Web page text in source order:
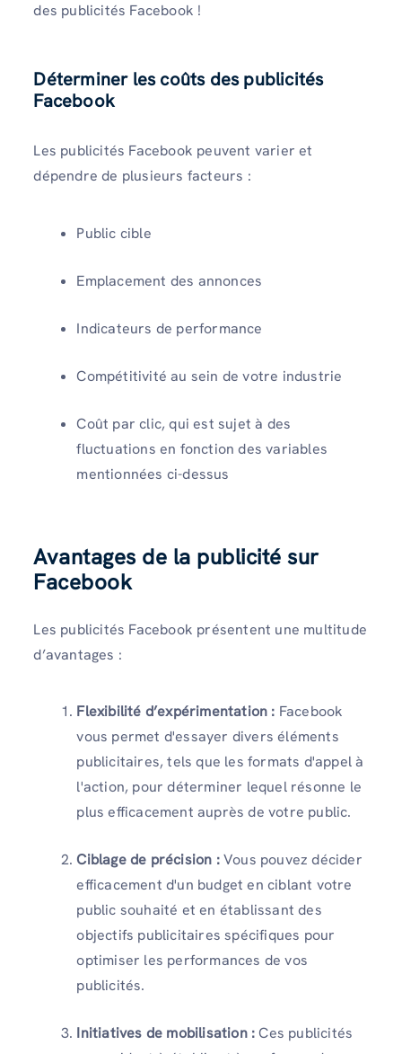
des publicités Facebook !
Déterminer les coûts des publicités
Facebook
Les publicités Facebook peuvent varier et
dépendre de plusieurs facteurs :
Public cible
Emplacement des annonces
Indicateurs de performance
Compétitivité au sein de votre industrie
Coût par clic, qui est sujet à des
fluctuations en fonction des variables
mentionnées ci-dessus
Avantages de la publicité sur
Facebook
Les publicités Facebook présentent une multitude
d’avantages :
Flexibilité d’expérimentation : Facebook
vous permet d'essayer divers éléments
publicitaires, tels que les formats d'appel à
l'action, pour déterminer lequel résonne le
plus efficacement auprès de votre public.
Ciblage de précision :Vous pouvez décider
efficacement d'un budget en ciblant votre
public souhaité et en établissant des
objectifs publicitaires spécifiques pour
optimiser les performances de vos
publicités.
Initiatives de mobilisation :Ces publicités